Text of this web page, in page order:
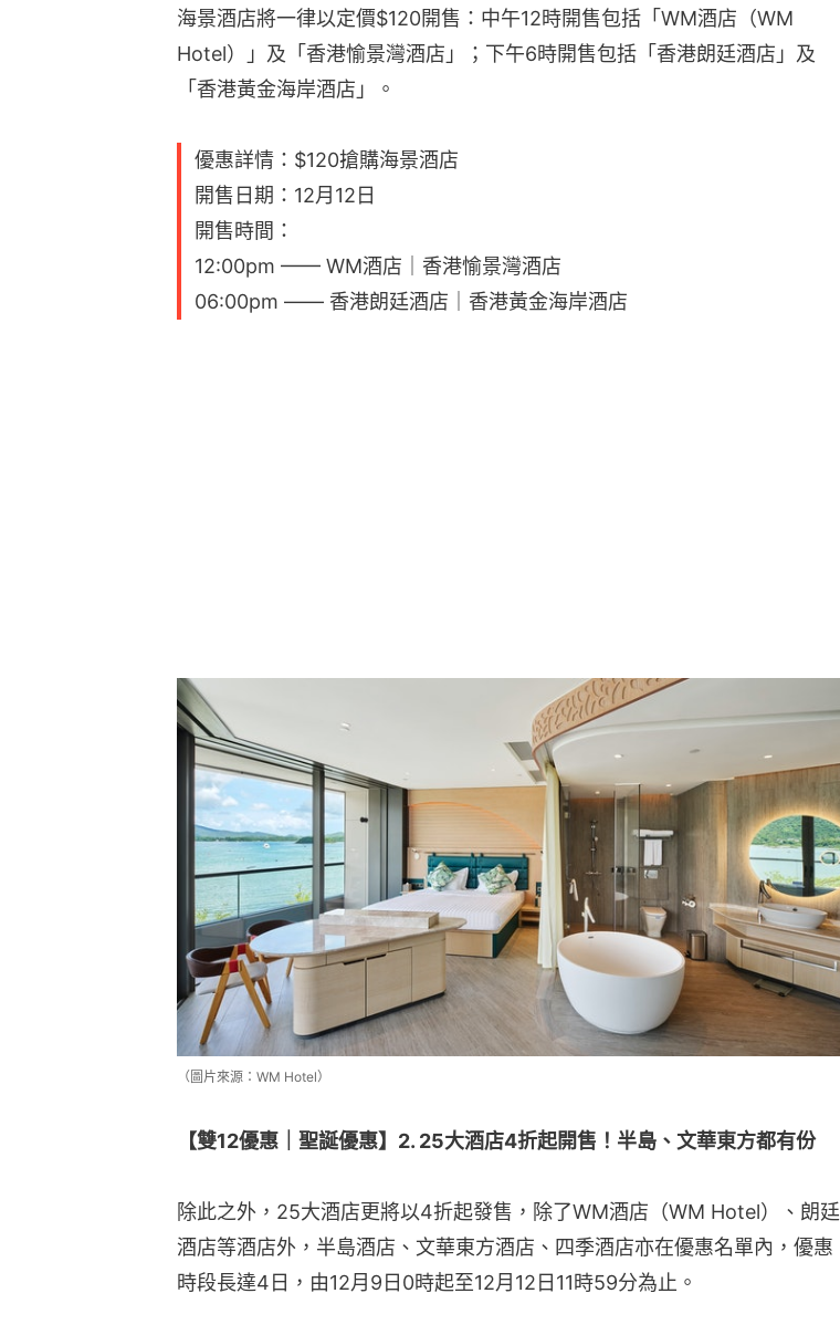
海景酒店將一律以定價$120開售：中午12時開售包括「WM酒店（WM
Hotel）」及「香港愉景灣酒店」；下午6時開售包括「香港朗廷酒店」及
「香港黃金海岸酒店」。
優惠詳情：$120搶購海景酒店
開售日期：12月12日
開售時間：
12:00pm —— WM酒店｜香港愉景灣酒店
06:00pm —— 香港朗廷酒店｜香港黃金海岸酒店
（圖片來源：WM Hotel）
【雙12優惠｜聖誕優惠】2. 25大酒店4折起開售！半島、文華東方都有份
除此之外，25大酒店更將以4折起發售，除了WM酒店（WM Hotel）、朗廷
酒店等酒店外，半島酒店、文華東方酒店、四季酒店亦在優惠名單內，優惠
時段長達4日，由12月9日0時起至12月12日11時59分為止。